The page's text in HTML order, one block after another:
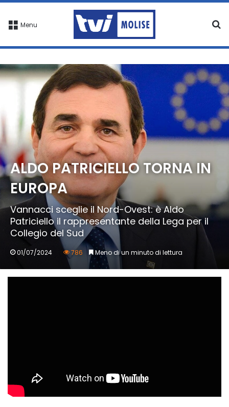
Menu
ALDO PATRICIELLO TORNA IN
EUROPA
Vannacci sceglie il Nord-Ovest: è Aldo
Patriciello il rappresentante della Lega per il
Collegio del Sud
01/07/2024 786 Meno di un minuto di lettura